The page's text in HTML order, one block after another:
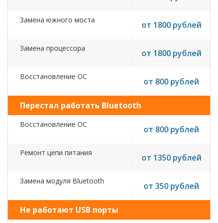
Замена южного моста от 1800 рублей
Замена процессора от 1800 рублей
Восстановление ОС от 800 рублей
Перестал работать Bluetooth
Восстановление ОС от 800 рублей
Ремонт цепи питания от 1350 рублей
Замена модуля Bluetooth от 350 рублей
Не работают USB порты